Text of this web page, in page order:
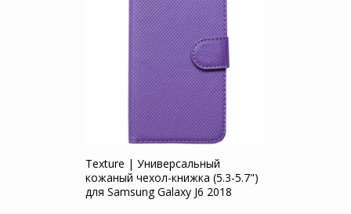
Texture | Универсальный
кожаный чехол-книжка (5.3-5.7")
для Samsung Galaxy J6 2018